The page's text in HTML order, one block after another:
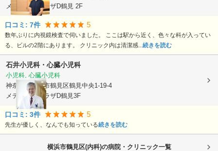
メディカルプラザD鶴見 2F
口コミ: 7件 5
数年ぶりに内視鏡検査で伺いました。 ここは駅から近く、色々な科が入ってい
る、ビルの2階にあります。 クリニック内は清潔感...続きを読む
石井小児科・心臓小児科
小児科, 心臓小児科
神奈川県横浜市鶴見区鶴見中央1-19-4
メディカルプラザD鶴見3F
口コミ: 3件 5
先生が優しく、なんでも知っている続きを読む
横浜市鶴見区(内科)の病院・クリニック一覧